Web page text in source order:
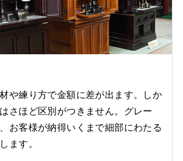
や練り方で金額に差が出ます。しか
さほど区別がつきません。グレー
お客様が納得いくまで細部にわたる
ます。